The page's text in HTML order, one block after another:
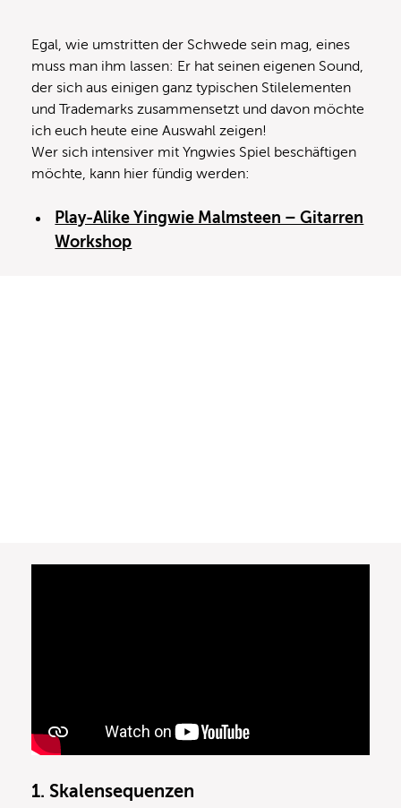
Egal, wie umstritten der Schwede sein mag, eines
muss man ihm lassen: Er hat seinen eigenen Sound,
der sich aus einigen ganz typischen Stilelementen
und Trademarks zusammensetzt und davon möchte
ich euch heute eine Auswahl zeigen!
Wer sich intensiver mit Yngwies Spiel beschäftigen
möchte, kann hier fündig werden:
Play-Alike Yingwie Malmsteen – Gitarren
Workshop
1. Skalensequenzen